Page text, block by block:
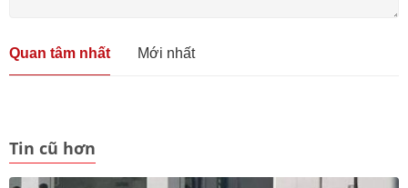
Quan tâm nhất Mới nhất
Tin cũ hơn